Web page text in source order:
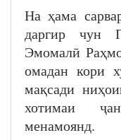
На ҳама
даргир чун
Эмомалӣ
омадан кори
мақсади
хотимаи
менамоянд.